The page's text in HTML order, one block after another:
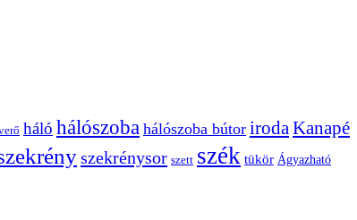
háló hálószoba hálószoba bútor iroda Kanapé
szekrénysor szett szék tükör Ágyazható